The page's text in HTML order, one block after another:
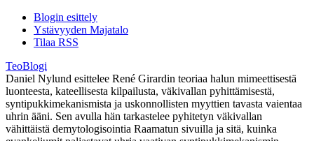
Blogin esittely
Ystävyyden Majatalo
Tilaa RSS
TeoBlogi
Daniel Nylund esittelee René Girardin teoriaa halun mimeettisestä
luonteesta, kateellisesta kilpailusta, väkivallan pyhittämisestä,
syntipukkimekanismista ja uskonnollisten myyttien tavasta vaientaa
uhrin ääni. Sen avulla hän tarkastelee pyhitetyn väkivallan
vähittäistä demytologisointia Raamatun sivuilla ja sitä, kuinka